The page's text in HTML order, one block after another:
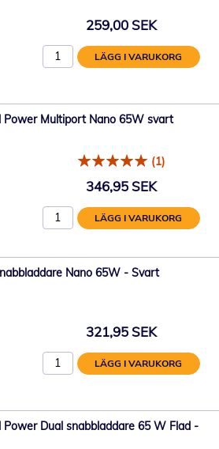
259,00 SEK
LÄGG I VARUKORG
Power Multiport Nano 65W svart
(1)
346,95 SEK
LÄGG I VARUKORG
Nano 65W - Svart
321,95 SEK
LÄGG I VARUKORG
Dual snabbladdare 65 W Flad -